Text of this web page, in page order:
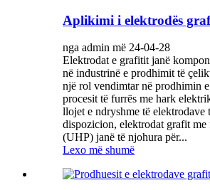
Aplikimi i elektrodës
nga admin më 24-04-28
Elektrodat e grafitit janë
në industrinë e prodhimit të
një rol vendimtar në prodhimin
procesit të furrës me hark
llojet e ndryshme të elektrodave
dispozicion, elektrodat grafit
(UHP) janë të njohura për...
Lexo më shumë